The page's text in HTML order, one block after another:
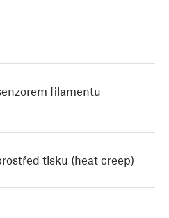
filamentu
tisku (heat creep)